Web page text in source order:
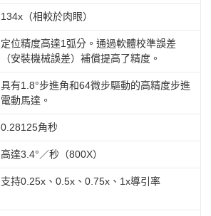
134x（相較於肉眼）
定位精度高達1弧分。通過軟體校準誤差
（安裝機械誤差）補償提高了精度。
具有1.8°步進角和64微步驅動的高精度步進
電動馬達。
0.28125角秒
高達3.4°／秒（800X）
支持0.25x、0.5x、0.75x、1x導引率